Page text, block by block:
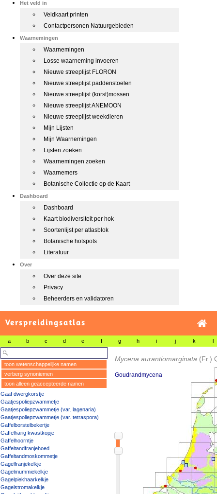
Het veld in
Veldkaart printen
Contactpersonen Natuurgebieden
Waarnemingen
Waarnemingen
Losse waarneming invoeren
Nieuwe streeplijst FLORON
Nieuwe streeplijst paddenstoelen
Nieuwe streeplijst (korst)mossen
Nieuwe streeplijst ANEMOON
Nieuwe streeplijst weekdieren
Mijn Lijsten
Mijn Waarnemingen
Lijsten zoeken
Waarnemingen zoeken
Waarnemers
Botanische Collectie op de Kaart
Dashboard
Dashboard
Kaart biodiversiteit per hok
Soortenlijst per atlasblok
Botanische hotspots
Literatuur
Over
Over deze site
Privacy
Beheerders en validatoren
Verspreidingsatlas
a b c d e f g h i j k l
toon wetenschappelijke namen
verberg synoniemen
toon alleen geaccepteerde namen
Gaaf dwergkorstje
Gaatjespoliepzwammetje
Gaatjespoliepzwammetje (var. lagenaria)
Gaatjespoliepzwammetje (var. tetraspora)
Gaffelborstelbekertje
Gaffelharig kwastkopje
Gaffelhoorntje
Gaffeltandfranjehoed
Gaffeltandmoskommetje
Gagelfranjekelkje
Gagelmummiekelkje
Gagelpiekhaarkelkje
Gagelstromakelkje
Mycena aurantiomarginata (Fr.)
Goudrandmycena